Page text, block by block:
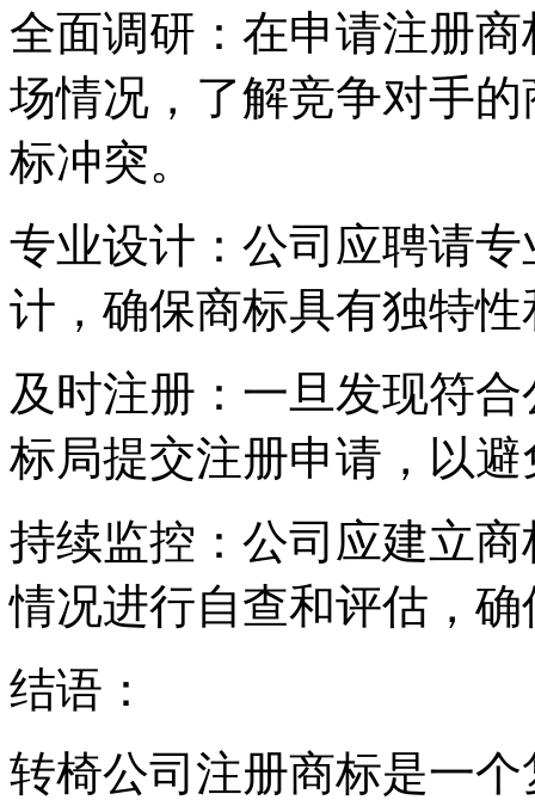
全面调研：在申请注册
场情况，了解竞争对手
标冲突。
专业设计：公司应聘请
计，确保商标具有独特
及时注册：一旦发现符
标局提交注册申请，以
持续监控：公司应建立
情况进行自查和评估，
结语：
转椅公司注册商标是一